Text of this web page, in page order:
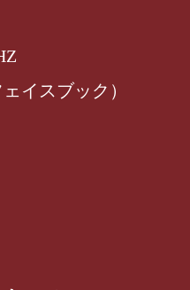
イスブック）